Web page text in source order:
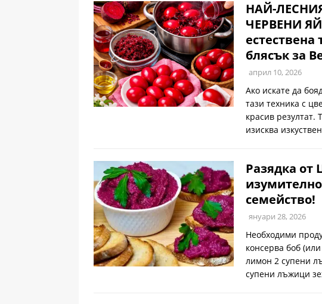
НАЙ-
ЧЕРВЕНИ
блясък за
април 10, 2026
Ако искате да
тази техника с
красив
изисква
Разядка
семейство!
януари 28, 2026
Необходими
консерва боб
лимон 2 супени
супени лъжици